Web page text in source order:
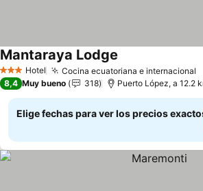
3 Estrellas
Hotel Cocina ecuatoriana e internacional
Mantaraya Lodge
8,4 Muy bueno 318 Puerto López, a 12.2
Elige fechas para ver los precios